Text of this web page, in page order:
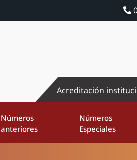
Acreditación
Números
anteriores
Números
Especiales